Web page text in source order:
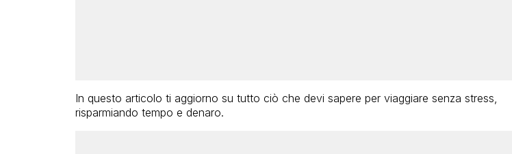
In questo articolo ti aggiorno su tutto ciò che devi sapere per viaggiare senza stress,
risparmiando tempo e denaro.